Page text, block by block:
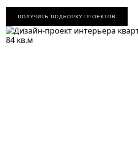
ПОЛУЧИТЬ ПОДБОРКУ ПРОЕКТОВ